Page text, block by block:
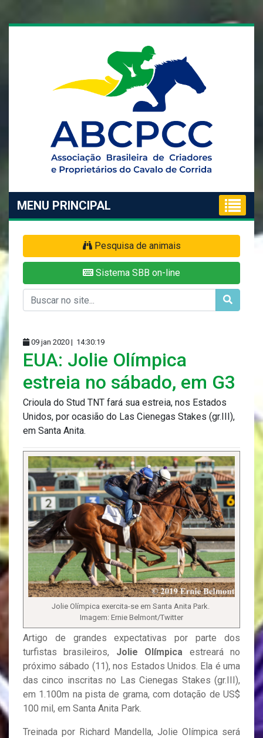
MENU PRINCIPAL
Pesquisa de animais
Sistema SBB on-line
09 jan 2020 | 14:30:19
EUA: Jolie Olímpica
estreia no sábado, em G3
Crioula do Stud TNT fará sua estreia, nos Estados
Unidos, por ocasião do Las Cienegas Stakes (gr.III),
em Santa Anita.
Jolie Olímpica exercita-se em Santa Anita Park.
Imagem: Ernie Belmont/Twitter
Artigo de grandes expectativas por parte dos
turfistas brasileiros, Jolie Olímpica estreará no
próximo sábado (11), nos Estados Unidos. Ela é uma
das cinco inscritas no Las Cienegas Stakes (gr.III),
em 1.100m na pista de grama, com dotação de US$
100 mil, em Santa Anita Park.
Treinada por Richard Mandella, Jolie Olímpica será